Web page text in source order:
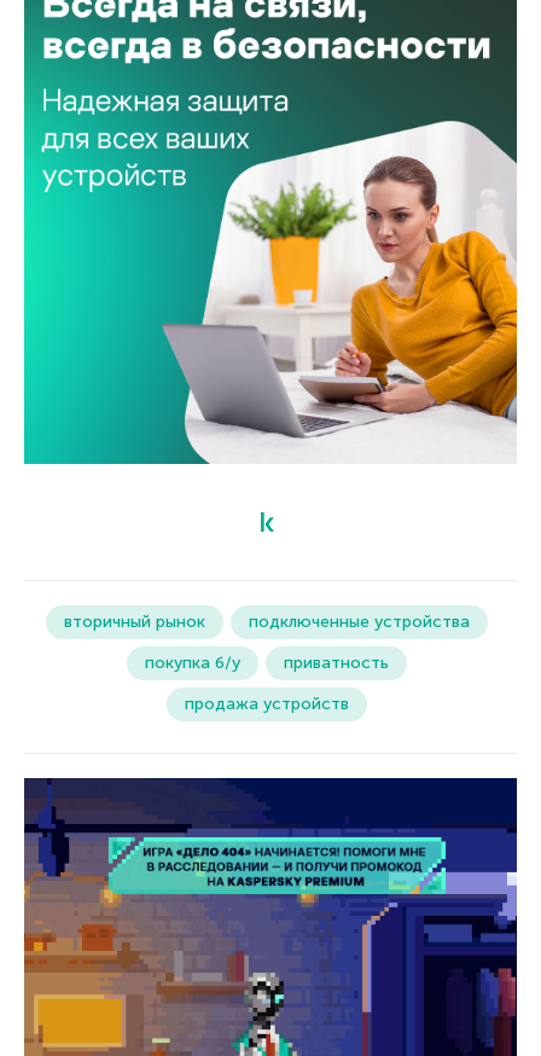
вторичный рынок
подключенные устройства
покупка б/у
приватность
продажа устройств